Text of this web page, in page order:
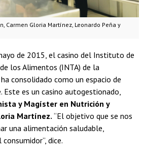
Carmen Gloria Martínez, Leonardo Peña y
de 2015, el casino del Instituto de
los Alimentos (INTA) de la
consolidado como un espacio de
Este es un casino autogestionado,
y Magíster en Nutrición y
Martínez. “El objetivo que se nos
una alimentación saludable,
dice.